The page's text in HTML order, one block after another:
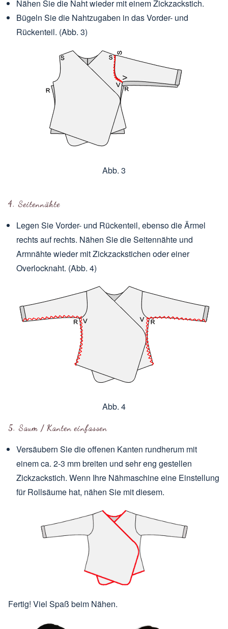
Nähen Sie die Naht wieder mit einem Zickzackstich.
Bügeln Sie die Nahtzugaben in das Vorder- und
Rückenteil. (Abb. 3)
Abb. 3
4. Seitennähte
Legen Sie Vorder- und Rückenteil, ebenso die Ärmel
rechts auf rechts. Nähen Sie die Seitennähte und
Armnähte wieder mit Zickzackstichen oder einer
Overlocknaht. (Abb. 4)
Abb. 4
5. Saum / Kanten einfassen
Versäubern Sie die offenen Kanten rundherum mit
einem ca. 2-3 mm breiten und sehr eng gestellen
Zickzackstich. Wenn Ihre Nähmaschine eine Einstellung
für Rollsäume hat, nähen Sie mit diesem.
Fertig! Viel Spaß beim Nähen.